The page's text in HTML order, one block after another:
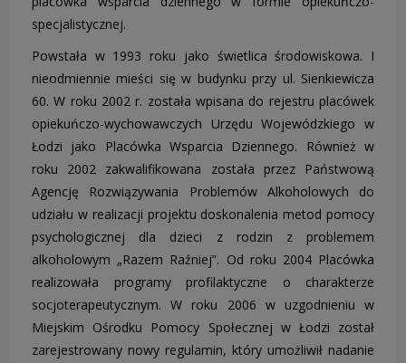
specjalistycznej.
Powstała w 1993 roku jako świetlica środowiskowa. I
nieodmiennie mieści się w budynku przy ul. Sienkiewicza
60. W roku 2002 r. została wpisana do rejestru placówek
opiekuńczo-wychowawczych Urzędu Wojewódzkiego w
Łodzi jako Placówka Wsparcia Dziennego. Również w
roku 2002 zakwalifikowana została przez Państwową
Agencję Rozwiązywania Problemów Alkoholowych do
udziału w realizacji projektu doskonalenia metod pomocy
psychologicznej dla dzieci z rodzin z problemem
alkoholowym „Razem Raźniej”. Od roku 2004 Placówka
realizowała programy profilaktyczne o charakterze
socjoterapeutycznym. W roku 2006 w uzgodnieniu w
Miejskim Ośrodku Pomocy Społecznej w Łodzi został
zarejestrowany nowy regulamin, który umożliwił nadanie